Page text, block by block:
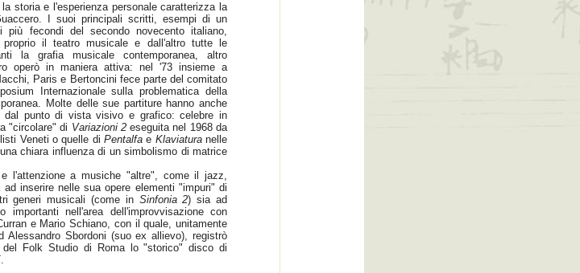
la storia e l'esperienza personale caratterizza la
I suoi principali scritti, esempi di un
più fecondi del secondo novecento italiano,
il teatro musicale e dall'altro tutte le
la grafia musicale contemporanea, altro
operò in maniera attiva: nel '73 insieme a
Paris e Bertoncini fece parte del comitato
Internazionale sulla problematica della
Molte delle sue partiture hanno anche
dal punto di vista visivo e grafico: celebre in
"circolare" di Variazioni 2eseguita nel 1968 da
Veneti o quelle di Pentalfa e Klaviaturanelle
chiara influenza di un simbolismo di matrice
l'attenzione a musiche "altre", come il jazz,
ad inserire nelle sua opere elementi "impuri" di
generi musicali (come in Sinfonia 2) sia ad
importanti nell'area dell'improvvisazione con
e Mario Schiano, con il quale, unitamente
Alessandro Sbordoni (suo ex allievo), registrò
Folk Studio di Roma lo "storico" disco di
.